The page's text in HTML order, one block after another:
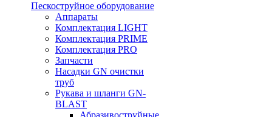
Пескоструйное оборудование
Аппараты
Комплектация LIGHT
Комплектация PRIME
Комплектация PRO
Запчасти
Насадки GN очистки
труб
Рукава и шланги GN-
BLAST
Абразивоструйные